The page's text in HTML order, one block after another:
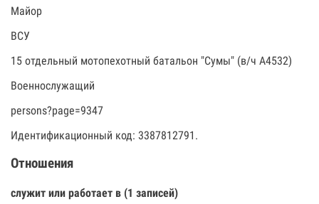
Майор
ВСУ
15 отдельный мотопехотный батальон "Сумы" (в/ч А4532)
Военнослужащий
persons?page=9347
Идентификационный код: 3387812791.
Отношения
служит или работает в (1 записей)